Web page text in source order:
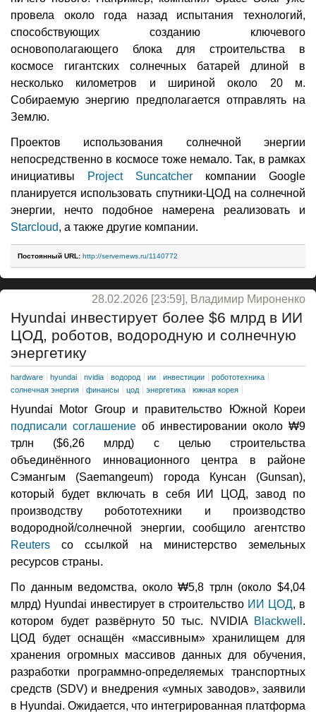
провела около года назад испытания технологий,
способствующих созданию ключевого
основополагающего блока для строительства в
космосе гигантских солнечных батарей длиной в
несколько километров и шириной около 20 м.
Собираемую энергию предполагается отправлять на
Землю.
Проектов использования солнечной энергии
непосредственно в космосе тоже немало. Так, в рамках
инициативы
Project Suncatcher компании Google
планируется использовать спутники-ЦОД на солнечной
энергии, нечто подобное намерена реализовать и
Starcloud, а также другие компании.
Постоянный URL: http://servernews.ru/1140772
28.02.2026 [23:59], Владимир Мироненко
Hyundai инвестирует более $6 млрд в ИИ
ЦОД, роботов, водородную и солнечную
энергетику
hardware hyundai nvidia водород ии инвестиции
робототехника
солнечная энергия
финансы цод энергетика южная корея
Hyundai Motor Group и правительство Южной Кореи
подписали соглашение об инвестировании около ₩9
трлн ($6,26 млрд) с целью строительства
объединённого инновационного центра в районе
Сэмангым (Saemangeum) города Кунсан (Gunsan),
который будет включать в себя ИИ ЦОД, завод по
производству робототехники и производство
водородной/солнечной энергии, сообщило агентство
Reuters со ссылкой на министерство земельных
ресурсов страны.
По данным ведомства, около ₩5,8 трлн (около $4,04
млрд) Hyundai инвестирует в строительство ИИ ЦОД, в
котором будет развёрнуто 50 тыс. NVIDIA Blackwell .
ЦОД будет оснащён «массивным» хранилищем для
хранения огромных массивов данных для обучения,
разработки программно-определяемых транспортных
средств (SDV) и внедрения «умных заводов», заявили
в Hyundai. Ожидается, что интегрированная платформа